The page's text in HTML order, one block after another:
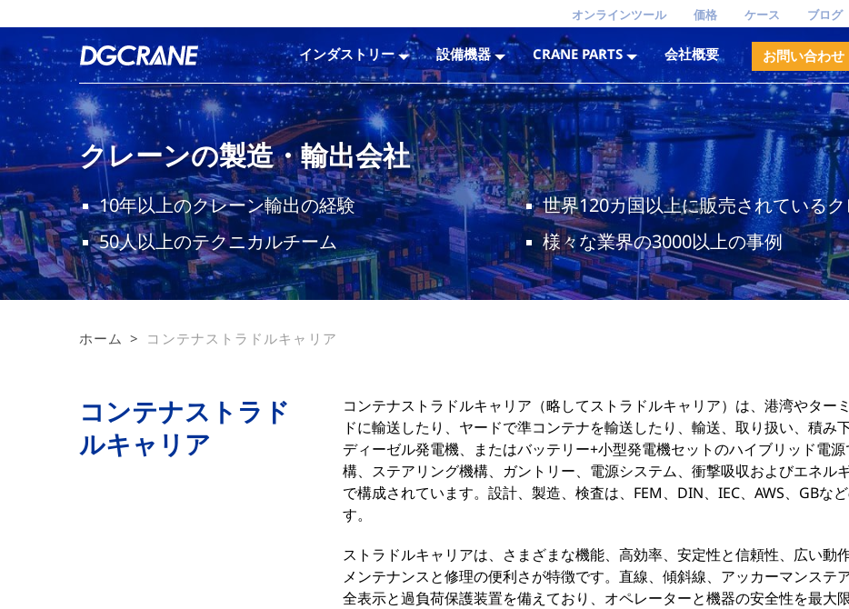
オンラインツール 価格 ケース ブログ
インダストリー 設備機器 CRANE PARTS 会社概要 お問い合わせ
クレーンの製造・輸出会社
10年以上のクレーン輸出の経験
世界120カ国以上に販売されている
50人以上のテクニカルチーム
様々な業界の3000以上の事例
ホーム > コンテナストラドルキャリア
コンテナストラド
ルキャリア
コンテナストラドルキャリア（略してストラドルキャリア）は、港湾やター
ドに輸送したり、ヤードで準コンテナを輸送したり、輸送、取り扱い、積み
ディーゼル発電機、またはバッテリー+小型発電機セットのハイブリッド電
構、ステアリング機構、ガントリー、電源システム、衝撃吸収およびエネル
で構成されています。設計、製造、検査は、FEM、DIN、IEC、AWS、GBな
す。
ストラドルキャリアは、さまざまな機能、高効率、安定性と信頼性、広い動
メンテナンスと修理の便利さが特徴です。直線、傾斜線、アッカーマンステ
全表示と過負荷保護装置を備えており、オペレーターと機器の安全性を最大